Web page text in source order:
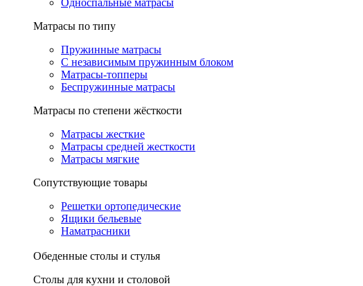
Односпальные матрасы
Матрасы по типу
Пружинные матрасы
С независимым пружинным блоком
Матрасы-топперы
Беспружинные матрасы
Матрасы по степени жёсткости
Матрасы жесткие
Матрасы средней жесткости
Матрасы мягкие
Сопутствующие товары
Решетки ортопедические
Ящики бельевые
Наматрасники
Обеденные столы и стулья
Столы для кухни и столовой